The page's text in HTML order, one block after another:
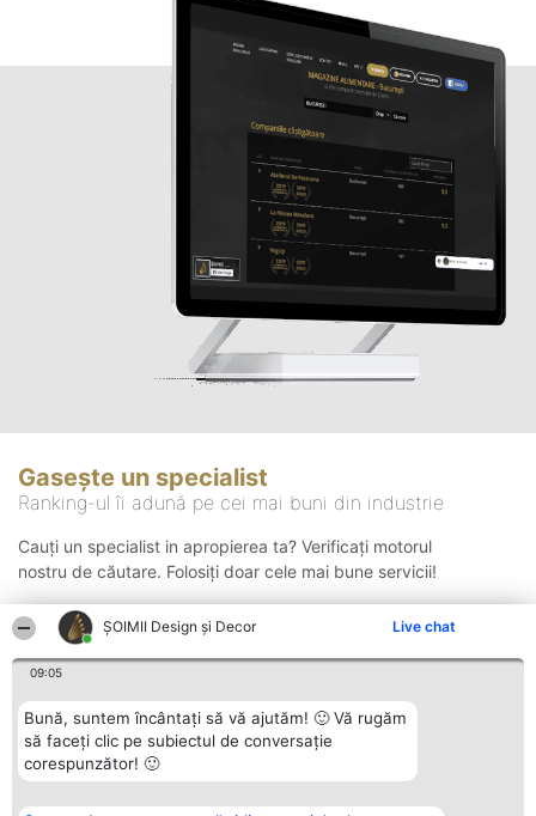
ȘOIMII Design și Decor Live chat
09:05
Bună, suntem încântați să vă ajutăm! 🙂 Vă rugăm
să faceți clic pe subiectul de conversație
corespunzător! 🙂
Gasește un specialist
Ranking-ul îi adună pe cei mai buni din industrie
Cauți un specialist in apropierea ta? Verificați motorul
nostru de căutare. Folosiți doar cele mai bune servicii!